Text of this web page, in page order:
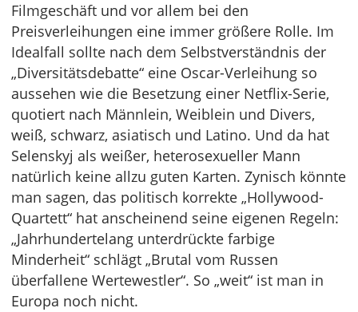
Filmgeschäft und vor allem bei den
Preisverleihungen eine immer größere Rolle. Im
Idealfall sollte nach dem Selbstverständnis der
„Diversitätsdebatte“ eine Oscar-Verleihung so
aussehen wie die Besetzung einer Netflix-Serie,
quotiert nach Männlein, Weiblein und Divers,
weiß, schwarz, asiatisch und Latino. Und da hat
Selenskyj als weißer, heterosexueller Mann
natürlich keine allzu guten Karten. Zynisch könnte
man sagen, das politisch korrekte „Hollywood-
Quartett“ hat anscheinend seine eigenen Regeln:
„Jahrhundertelang unterdrückte farbige
Minderheit“ schlägt „Brutal vom Russen
überfallene Wertewestler“. So „weit“ ist man in
Europa noch nicht.